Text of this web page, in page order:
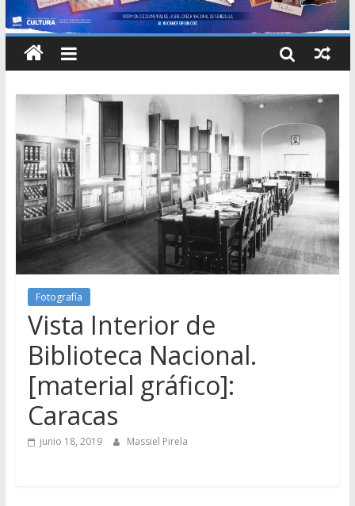
Fotografía
Vista Interior de
Biblioteca Nacional.
[material gráfico]:
Caracas
junio 18, 2019 Massiel Pirela